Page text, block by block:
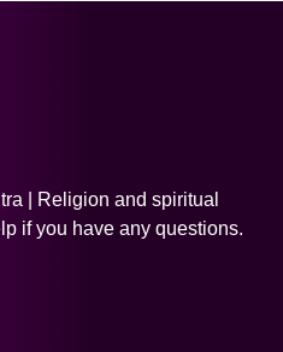
| Religion and spiritual
if you have any questions.